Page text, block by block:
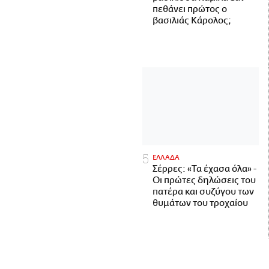
πεθάνει πρώτος ο
βασιλιάς Κάρολος;
ΕΛΛΑΔΑ
Σέρρες: «Τα έχασα όλα» -
Οι πρώτες δηλώσεις του
πατέρα και συζύγου των
θυμάτων του τροχαίου